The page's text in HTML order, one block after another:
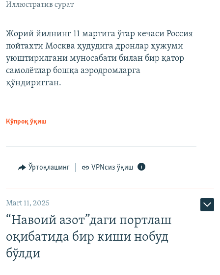
Иллюстратив сурат
Жорий йилнинг 11 мартига ўтар кечаси Россия
пойтахти Москва ҳудудига дронлар ҳужуми
уюштирилгани муносабати билан бир қатор
самолётлар бошқа аэродромларга
қўндиригган.
Кўпроқ ўқиш
Ўртоқлашинг VPNсиз ўқиш
Mart 11, 2025
“Навоий азот”даги портлаш
оқибатида бир киши нобуд
бўлди